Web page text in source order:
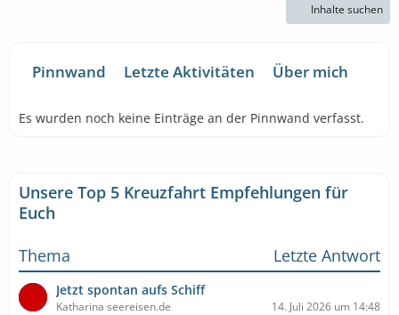
Inhalte suchen
Pinnwand Letzte Aktivitäten Über mich
Es wurden noch keine Einträge an der Pinnwand verfasst.
Unsere Top 5 Kreuzfahrt Empfehlungen für
Euch
Thema
Letzte Antwort
Jetzt spontan aufs Schiff
Katharina seereisen.de 14. Juli 2026 um 14:48